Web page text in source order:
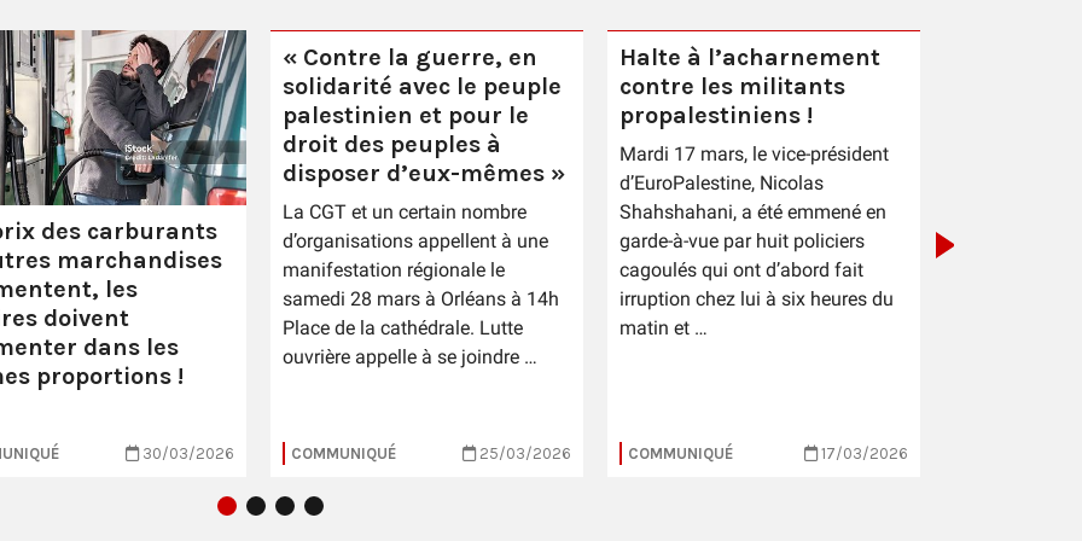
des carburants
marchandises
les
doivent
dans les
proportions !
30/03/2026
« Contre la guerre, en
solidarité avec le peuple
palestinien et pour le
droit des peuples à
disposer d’eux-mêmes »
La CGT et un certain nombre
d’organisations appellent à une
manifestation régionale le
samedi 28 mars à Orléans à 14h
Place de la cathédrale. Lutte
ouvrière appelle à se joindre …
COMMUNIQUÉ 25/03/2026
Halte à l’acharnement
contre les militants
propalestiniens !
Mardi 17 mars, le vice-président
d’EuroPalestine, Nicolas
Shahshahani, a été emmené en
garde-à-vue par huit policiers
cagoulés qui ont d’abord fait
irruption chez lui à six heures du
matin et …
COMMUNIQUÉ 17/03/2026